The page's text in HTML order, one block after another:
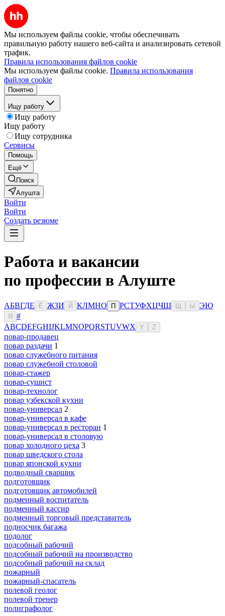
Мы используем файлы cookie, чтобы обеспечивать
правильную работу нашего веб-сайта и анализировать сетевой
трафик.
Правила использования файлов cookie
Мы используем файлы cookie. Правила использования
файлов cookie
Понятно
Ищу работу
Ищу работу
Ищу работу
Ищу сотрудника
Сервисы
Помощь
Ещё
Поиск
Алушта
Войти
Войти
Создать резюме
Работа и вакансии
по профессии в Алуште
АБВГДЕ Ё ЖЗИ Й КЛМНО П РСТУФХЦЧШ Ы ЭЮ
Я
#
ABCDEFGHIJKLMNOPQRSTUVWX Y Z
повар-продавец
повар раздачи 1
повар служебного питания
повар служебной столовой
повар-стажер
повар-сушист
повар-технолог
повар узбекской кухни
повар-универсал 2
повар-универсал в кафе
повар-универсал в ресторан 1
повар-универсал в столовую
повар холодного цеха 3
повар шведского стола
повар японской кухни
подводный сварщик
подготовщик
подготовщик автомобилей
подменный воспитатель
подменный кассир
подменный торговый представитель
подносчик багажа
подолог
подсобный рабочий
подсобный рабочий на производство
подсобный рабочий на склад
пожарный
пожарный-спасатель
полевой геолог
полевой тренер
полиграфолог